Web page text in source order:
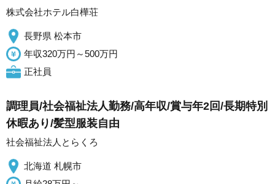
株式会社ホテル白樺荘
長野県 松本市
年収320万円～500万円
正社員
調理員/社会福祉法人勤務/高年収/賞与年2回/長期特別
休暇あり/髪型服装自由
社会福祉法人とらくろ
北海道 札幌市